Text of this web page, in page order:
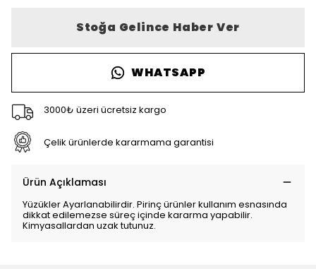
Stoğa Gelince Haber Ver
WHATSAPP
3000₺ üzeri ücretsiz kargo
Çelik ürünlerde kararmama garantisi
Ürün Açıklaması
Yüzükler Ayarlanabilirdir. Pirinç ürünler kullanım esnasında
dikkat edilemezse süreç içinde kararma yapabilir.
Kimyasallardan uzak tutunuz.